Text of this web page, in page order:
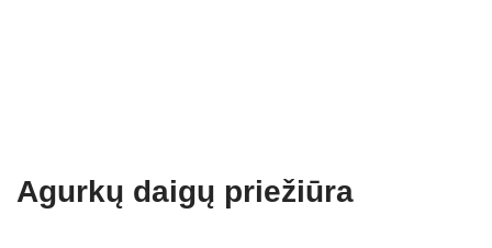
Agurkų daigų priežiūra